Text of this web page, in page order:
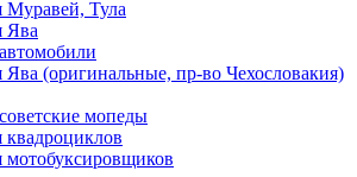
Муравей, Тула
Ява
Ява (оригинальные, пр-во Чехословакия)
мопеды
квадроциклов
мотобуксировщиков